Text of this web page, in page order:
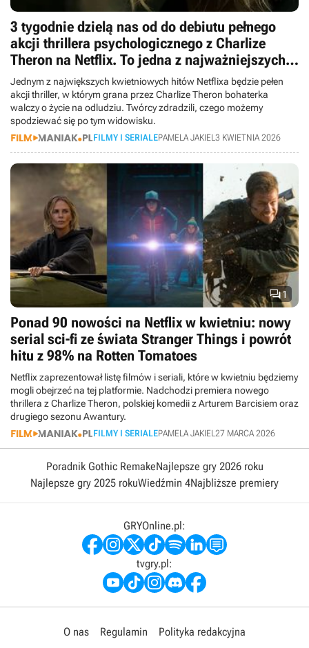
3 tygodnie dzielą nas od do debiutu pełnego
akcji thrillera psychologicznego z Charlize
Theron na Netflix. To jedna z najważniejszych
premier giganta w tym miesiącu
Jednym z największych kwietniowych hitów Netflixa będzie pełen
akcji thriller, w którym grana przez Charlize Theron bohaterka
walczy o życie na odludziu. Twórcy zdradzili, czego możemy
spodziewać się po tym widowisku.
FILMY I SERIALEPAMELA JAKIEL3 KWIETNIA 2026
1
Ponad 90 nowości na Netflix w kwietniu: nowy
serial sci-fi ze świata Stranger Things i powrót
hitu z 98% na Rotten Tomatoes
Netflix zaprezentował listę filmów i seriali, które w kwietniu będziemy
mogli obejrzeć na tej platformie. Nadchodzi premiera nowego
thrillera z Charlize Theron, polskiej komedii z Arturem Barcisiem oraz
drugiego sezonu Awantury.
FILMY I SERIALEPAMELA JAKIEL27 MARCA 2026
Poradnik Gothic RemakeNajlepsze gry 2026 roku
Najlepsze gry 2025 rokuWiedźmin 4Najbliższe premiery
GRYOnline.pl:
tvgry.pl:
O nas Regulamin Polityka redakcyjna